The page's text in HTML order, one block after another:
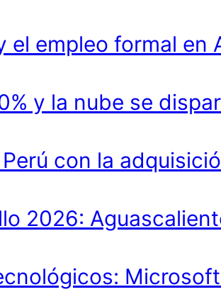
el empleo formal en
y la nube se
con la
2026: